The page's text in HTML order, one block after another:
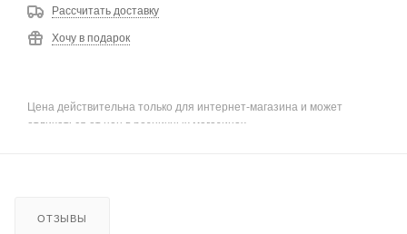
Рассчитать доставку
Хочу в подарок
Цена действительна только для интернет-магазина и может
отличаться от цен в розничных магазинах
ОТЗЫВЫ